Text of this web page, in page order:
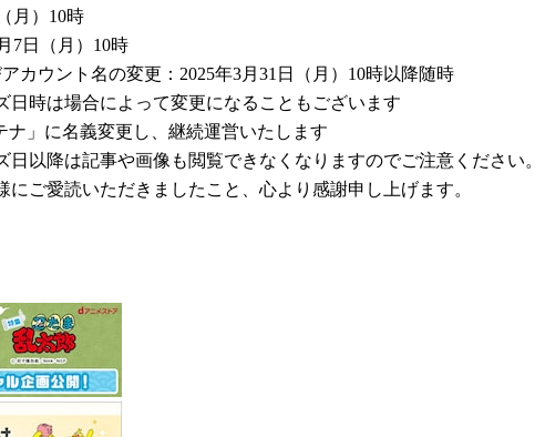
月）10時
7日（月）10時
カウント名の変更：2025年3月31日（月）10時以降随時
時は場合によって変更になることもございます
」に名義変更し、継続運営いたします
以降は記事や画像も閲覧できなくなりますのでご注意ください。
ご愛読いただきましたこと、心より感謝申し上げます。